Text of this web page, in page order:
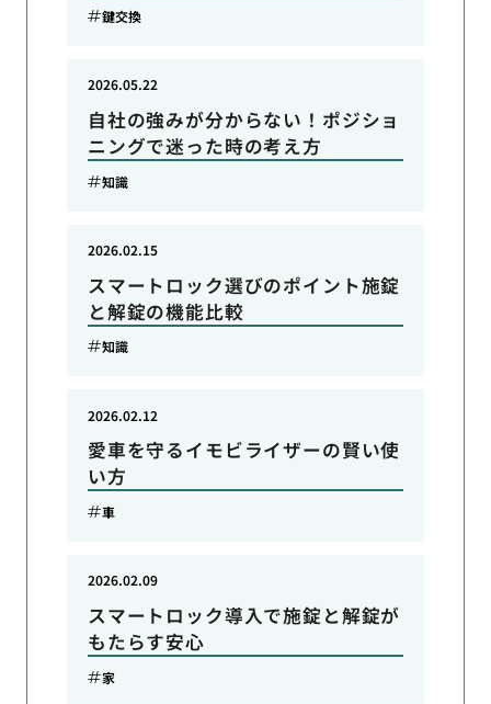
鍵交換
自社の強みが分からない！ポジショ
ニングで迷った時の考え方
2026.05.22
知識
スマートロック選びのポイント施錠
と解錠の機能比較
2026.02.15
知識
愛車を守るイモビライザーの賢い使
い方
2026.02.12
車
スマートロック導入で施錠と解錠が
もたらす安心
2026.02.09
家